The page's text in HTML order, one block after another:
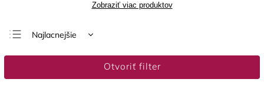
Zobraziť viac produktov
Najlacnejšie
Najdrahšie
Otvoriť filter